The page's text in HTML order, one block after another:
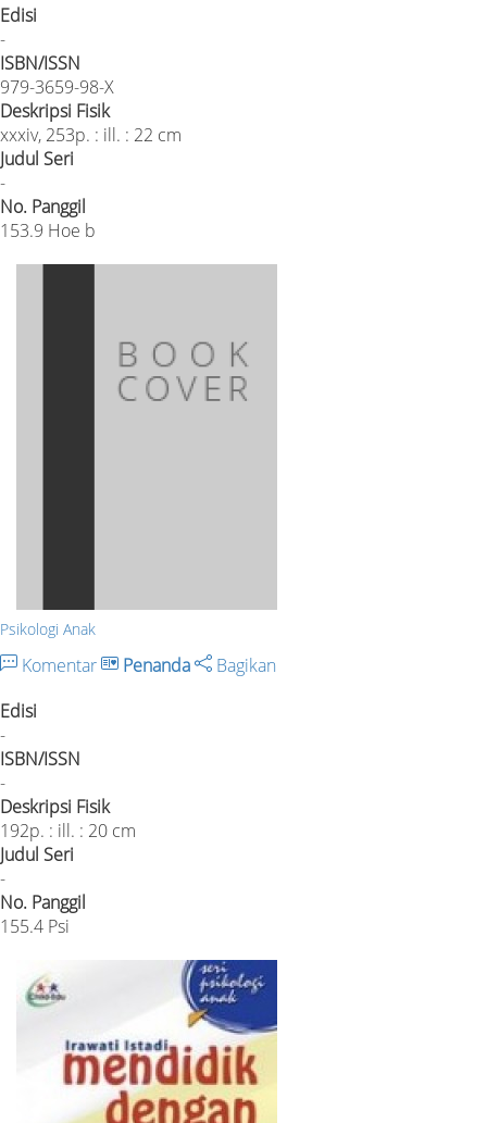
Edisi
-
ISBN/ISSN
979-3659-98-X
Deskripsi Fisik
xxxiv, 253p. : ill. : 22 cm
Judul Seri
-
No. Panggil
153.9 Hoe b
Psikologi Anak
Komentar Penanda
Bagikan
Edisi
-
ISBN/ISSN
-
Deskripsi Fisik
192p. : ill. : 20 cm
Judul Seri
-
No. Panggil
155.4 Psi